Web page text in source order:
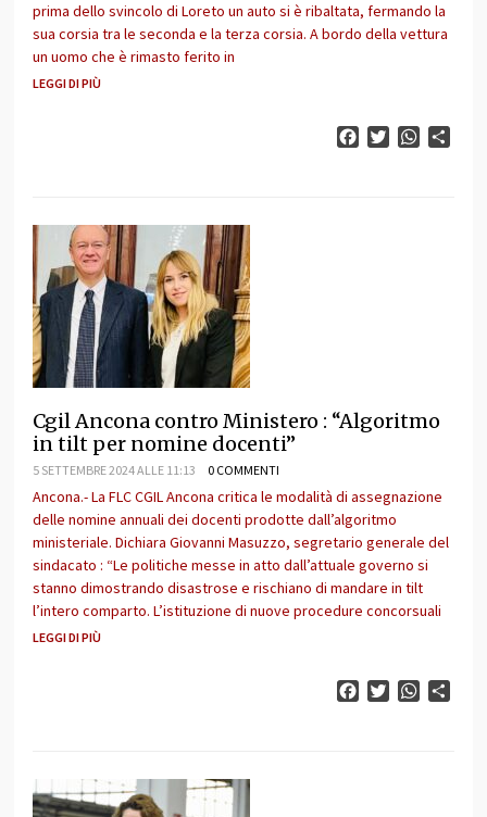
prima dello svincolo di Loreto un auto si è ribaltata, fermando la
sua corsia tra le seconda e la terza corsia. A bordo della vettura
un uomo che è rimasto ferito in
LEGGI DI PIÙ
FacebookTwitter
Cgil Ancona contro Ministero : “Algoritmo
in tilt per nomine docenti”
5 SETTEMBRE 2024 ALLE 11:13 0 COMMENTI
Ancona.- La FLC CGIL Ancona critica le modalità di assegnazione
delle nomine annuali dei docenti prodotte dall’algoritmo
ministeriale. Dichiara Giovanni Masuzzo, segretario generale del
sindacato : “Le politiche messe in atto dall’attuale governo si
stanno dimostrando disastrose e rischiano di mandare in tilt
l’intero comparto. L’istituzione di nuove procedure concorsuali
LEGGI DI PIÙ
FacebookTwitter